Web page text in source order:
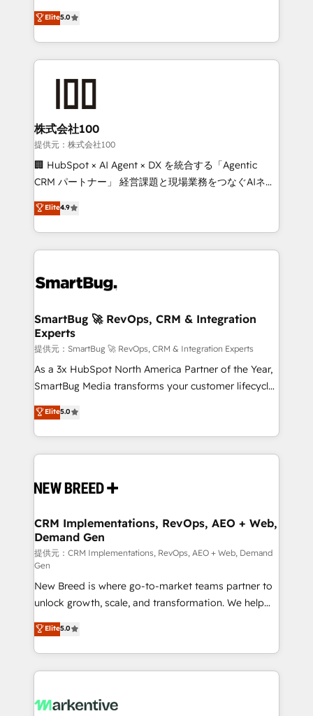
Certified Experts & Trainers across the team ★
1,500+ implementations across five continents ★ AI-
First, RevOps-led, Onboarding obsessed ★
Company of the Year 2024/25 INSIDEA helps
and build AI-powered workflows that drive adoption
from week one, in your time zone. What we do ➤
Onboarding: Live in weeks, with workflows built
around your business, not a template. ➤ Migration:
Move from any legacy CRM. Zero downtime, full data
run your revenue process. Sales, marketing, and
service wired together. ➤ AI and Integrations: Layer
tune-ups, feature rollouts, adoption coaching. Buying
HubSpot, switching to it, or reviving a stale portal?
We are built for the work.
Elite5.0
株式会社100
提供元：株式会社100
🏢 HubSpot × AI Agent × DX を統合する「Agentic
CRM パートナー」 経営課題と現場業務をつなぐAIネイ
ティブ・エージェンシーとして、HubSpot Eliteの実装
力で顧客フロント業務を再設計します。 💡 100inc は何
をする会社か？ HubSpotを共通基盤に、AIエージェン
トを組み込んだ顧客フロント業務（マーケティング・営
ィブ・エージェンシーです。事業部・グループ会社・部
を、CRMを軸とした全社共通基盤に再構築します。意
思決定者・PMO・現場担当者に並走します。 1️⃣
HubSpot導入・活用支援 顧客データの一元化から、
GTMの見える化・自動化まで。全Hub統合運用、デー
タ品質設計、グループ横断のCRM統合に対応します。
の一部をAIが自律実行する組織への移行を設計・実装。
Breeze・Claude等をHubSpotと連携させ、役割定義・
革を、構想から実装・定着までPMOとして主導。「設
の統合・浸透・変革管理を実行します。 ▸ CMS戦略設
計・構築：リード獲得・CVR・SEOを前提にした情報設
計・導線設計・テンプレート設計をContent Hubで一体
提供。 ▸ 既存CRM・MAからの移行支援：Salesforce・
Marketo・Pardot等からの移行、カスタム設計、履歴
データ移行と活用設計まで。 ▸ AEO対応：ChatGPT・
ンツとサイト構造を最適化。 🏆 なぜ100incを選ぶの
か？ ✓ HubSpot Eliteパートナー認定 ✓ HubSpotアワ
ード受賞・HUGリーダー ✓ ISO27001:2022 /
HubSpot大百科 出版 CRM・AI活用に関するご相談、現
Elite4.9
SmartBug 🚀 RevOps, CRM & Integration
Experts
提供元：SmartBug 🚀 RevOps, CRM & Integration Experts
As a 3x HubSpot North America Partner of the Year,
SmartBug Media transforms your customer lifecycle
into a revenue engine. Our unified ecosystem
includes specialized divisions Globalia (AI &
Software) and Point Success Media (Paid Media),
making this the official home for all three brands. 🔄
and system integrations powered by Globalia’s
trainers to drive platform adoption. 📈 Revenue
Generation - Full-funnel marketing and high-
performance advertising via Point Success Media. -
Expert deployment of Breeze AI and custom agents
to automate growth. 🏆 Elite Excellence - 8 platform
accreditations and deep HIPAA-compliance
expertise. - A team of 250+ experts dedicated to
your resilient growth.
Elite5.0
CRM Implementations, RevOps, AEO + Web,
Demand Gen
提供元：CRM Implementations, RevOps, AEO + Web, Demand
Gen
New Breed is where go-to-market teams partner to
unlock growth, scale, and transformation. We help
companies activate HubSpot’s AI-powered
customer platform and operationalize HubSpot’s
Loop Marketing framework through expert-led
services, smart agents, and purpose-built apps,
results, fast. ⚙️CRM & RevOps: Align all Hubs to your
Elite5.0